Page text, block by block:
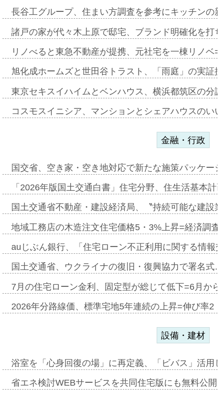
長谷工グループ、住まい方調査を参考にキッチン
諸戸の家が代々木上原で邸宅、ブランド明確化を
リノべると東急不動産が提携、元社宅を一棟リノ
旭化成ホームズと世田谷トラスト、「雨庭」の実
東京セキスイハイムとベンハウス、横浜都筑区の
コスモスイニシア、マンションとシェアハウスの
金融・行政
国交省、空き家・空き地対応で新たな施策パッケ
「2026年版国土交通白書」住宅分野、住生活基本
国土交通省不動産・建設経済局、〝持続可能な建
地域工務店の木造注文住宅価格5・3%上昇=経済調
auじぶん銀行、「住宅ローン不正利用に関する情
国土交通省、ウクライナの復旧・復興協力で署名
7月の住宅ローン金利、固定型が総じて低下=6月か
2026年分路線価、標準宅地5年連続の上昇=伸び率
設備・建材
浴室を「心身回復の場」に再定義、「ビバス」活
省エネ検討WEBサービスを共同住宅版にも無料公